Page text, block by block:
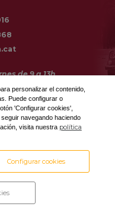
de 9 a 13h
con tecnología
personalizar el contenido,
Puede configurar o
'Configurar cookies',
navegando haciendo
visita nuestra política
Configurar cookies